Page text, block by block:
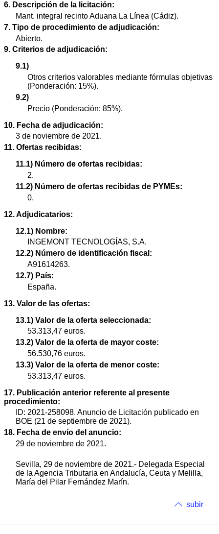
6. Descripción de la licitación:
Mant. integral recinto Aduana La Línea (Cádiz).
7. Tipo de procedimiento de adjudicación:
Abierto.
9. Criterios de adjudicación:
9.1)
Otros criterios valorables mediante fórmulas objetivas
(Ponderación: 15%).
9.2)
Precio (Ponderación: 85%).
10. Fecha de adjudicación:
3 de noviembre de 2021.
11. Ofertas recibidas:
11.1) Número de ofertas recibidas:
2.
11.2) Número de ofertas recibidas de PYMEs:
0.
12. Adjudicatarios:
12.1) Nombre:
INGEMONT TECNOLOGÍAS, S.A.
12.2) Número de identificación fiscal:
A91614263.
12.7) País:
España.
13. Valor de las ofertas:
13.1) Valor de la oferta seleccionada:
53.313,47 euros.
13.2) Valor de la oferta de mayor coste:
56.530,76 euros.
13.3) Valor de la oferta de menor coste:
53.313,47 euros.
17. Publicación anterior referente al presente
procedimiento:
ID: 2021-258098. Anuncio de Licitación publicado en
BOE (21 de septiembre de 2021).
18. Fecha de envío del anuncio:
29 de noviembre de 2021.
Sevilla, 29 de noviembre de 2021.- Delegada Especial
de la Agencia Tributaria en Andalucía, Ceuta y Melilla,
María del Pilar Fernández Marín.
subir